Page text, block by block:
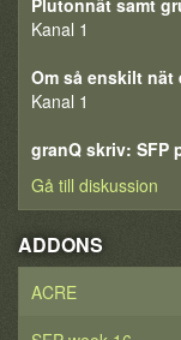
Plutonnät samt
Kanal 1
Om så enskilt nät
Kanal 1
granQ skriv: SFP
Gå till diskussion
ADDONS
ACRE